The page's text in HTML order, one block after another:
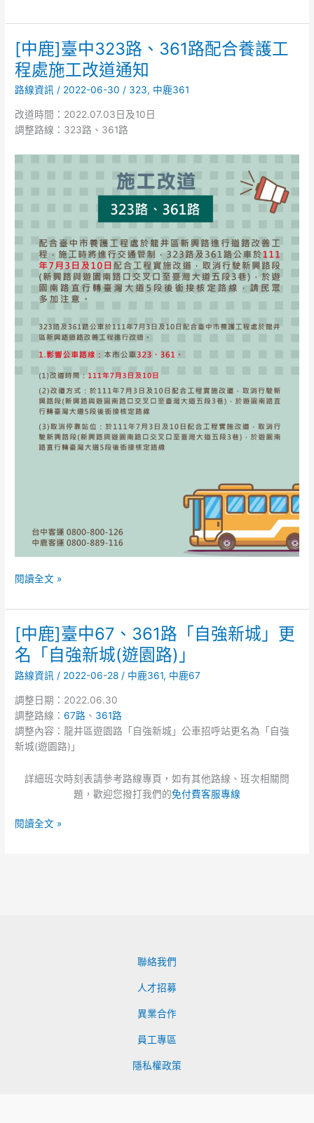
口」
站
點
[中鹿]臺中323路、361路配合養護工
程處施工改道通知
路線資訊 / 2022-06-30/ 323, 中鹿361
改道時間：2022.07.03日及10日
調整路線：323路、361路
[中
鹿]
臺
中
323
路、
361
路
閱讀全文 »
[中鹿]臺中67、361路「自強新城」更
名「自強新城(遊園路)」
路線資訊 / 2022-06-28 / 中鹿361, 中鹿67
調整日期：2022.06.30
調整路線：67路 、 361路
調整內容：龍井區遊園路「自強新城」公車招呼站更名為「自強
新城(遊園路)」
詳細班次時刻表請參考路線專頁，如有其他路線、班次相關問
題，歡迎您撥打我們的免付費客服專線
[中
鹿]
臺
中
67、
361
路
「自
強
城」
「自
閱讀全文 »
聯絡我們
人才招募
異業合作
員工專區
隱私權政策